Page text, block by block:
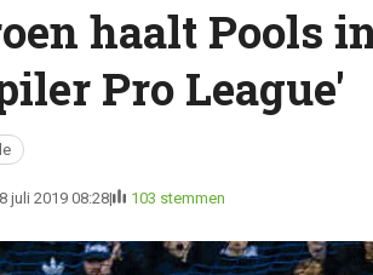
haalt Pools
Pro League'
juli 2019 08:28 103 stemmen